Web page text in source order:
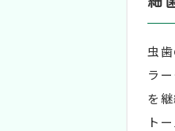
虫
ラ
を
ト